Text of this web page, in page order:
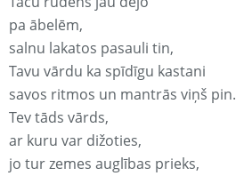
pa ābelēm,
salnu lakatos pasauli tin,
Tavu vārdu ka spīdīgu kastani
savos ritmos un mantrās viņš pin.
Tev tāds vārds,
ar kuru var dižoties,
jo tur zemes auglības prieks,